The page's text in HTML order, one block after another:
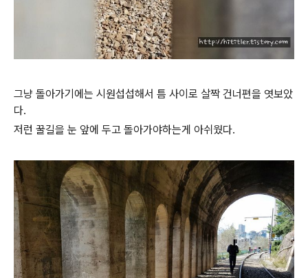
그냥 돌아가기에는 시원섭섭해서 틈 사이로 살짝 건너편을 엿보았
다.
저런 꿀길을 눈 앞에 두고 돌아가야하는게 아쉬웠다.